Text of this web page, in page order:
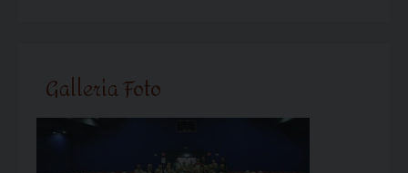
Galleria Foto